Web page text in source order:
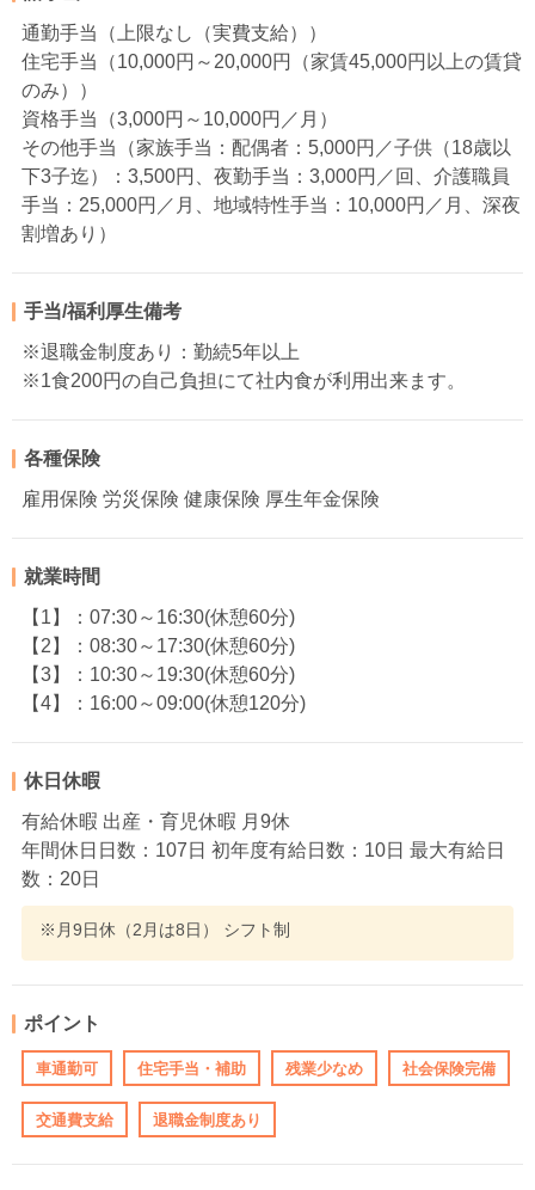
通勤手当（上限なし（実費支給））
住宅手当（10,000円～20,000円（家賃45,000円以上の賃貸
のみ））
資格手当（3,000円～10,000円／月）
その他手当（家族手当：配偶者：5,000円／子供（18歳以
下3子迄）：3,500円、夜勤手当：3,000円／回、介護職員
手当：25,000円／月、地域特性手当：10,000円／月、深夜
割増あり）
手当/福利厚生備考
※退職金制度あり：勤続5年以上
※1食200円の自己負担にて社内食が利用出来ます。
各種保険
雇用保険 労災保険 健康保険 厚生年金保険
就業時間
【1】：07:30～16:30(休憩60分)
【2】：08:30～17:30(休憩60分)
【3】：10:30～19:30(休憩60分)
【4】：16:00～09:00(休憩120分)
休日休暇
有給休暇 出産・育児休暇 月9休
年間休日日数：107日 初年度有給日数：10日 最大有給日
数：20日
※月9日休（2月は8日） シフト制
ポイント
車通勤可 住宅手当・補助 残業少なめ 社会保険完備
交通費支給 退職金制度あり